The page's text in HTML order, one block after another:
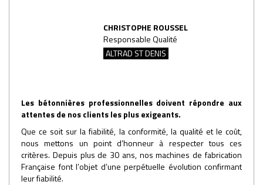
CHRISTOPHE ROUSSEL
Responsable Qualité
ALTRAD ST DENIS
Les bétonnières professionnelles doivent répondre aux
attentes de nos clients les plus exigeants.
Que ce soit sur la fiabilité, la conformité, la qualité et le coût,
nous mettons un point d’honneur à respecter tous ces
critères. Depuis plus de 30 ans, nos machines de fabrication
Française font l’objet d’une perpétuelle évolution confirmant
leur fiabilité.